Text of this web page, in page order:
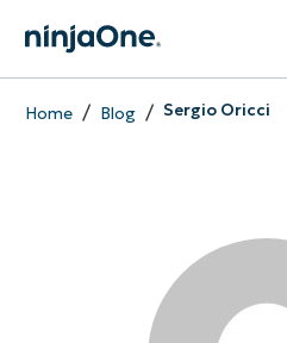
Home/ Blog/ Sergio Oricci